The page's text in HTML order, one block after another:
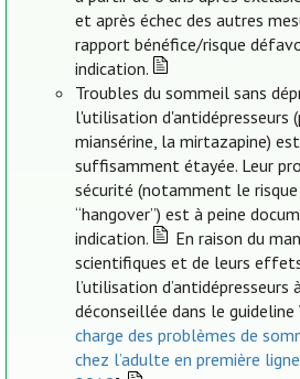
et après échec des autres
rapport bénéfice/risque
indication.
Troubles du sommeil sans
l'utilisation d'antidépresseurs
miansérine, la mirtazapine)
suffisamment étayée. Leur
sécurité (notamment le
“hangover”) est à peine
indication.
En raison du
scientifiques et de leurs
l’utilisation
déconseillée dans le guideline
charge des problèmes de
chez l’adulte en première ligne